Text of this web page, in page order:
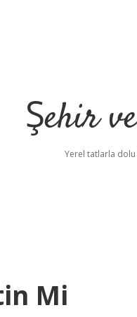
Şehir
Yerel tatlarla
Mi